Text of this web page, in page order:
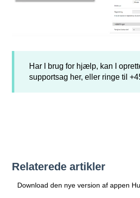
Har I brug for hjælp, kan I
supportsag her, eller ringe til
Relaterede artikler
Download den nye version af appen